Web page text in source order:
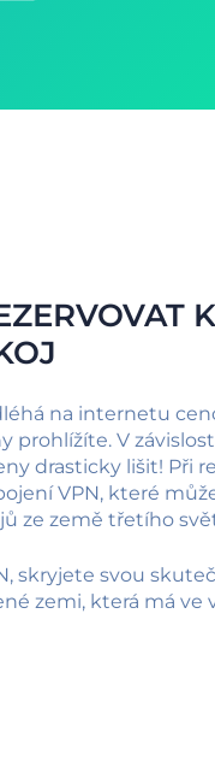
na internetu
prohlížíte. V
drasticky lišit! Při
VPN, které
ze země třetího
skryjete svou
zemi, která má ve